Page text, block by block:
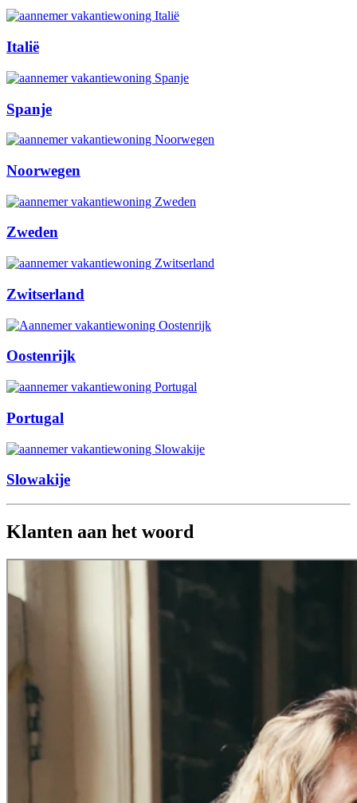
Italië
Spanje
Noorwegen
Zweden
Zwitserland
Oostenrijk
Portugal
Slowakije
Klanten aan het woord